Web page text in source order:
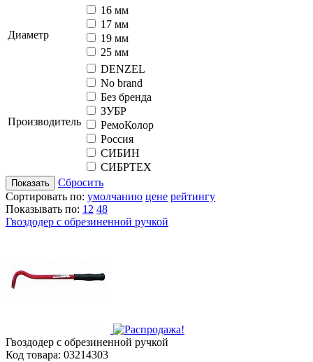
Диаметр
16 мм
17 мм
19 мм
25 мм
Производитель
DENZEL
No brand
Без бренда
ЗУБР
РемоКолор
Россия
СИБИН
СИБРТЕХ
Показать
Сбросить
Сортировать по: умолчанию цене рейтингу
Показывать по: 12 48
Гвоздодер с обрезиненной ручкой
Гвоздодер с обрезиненной ручкой
Код товара: 03214303